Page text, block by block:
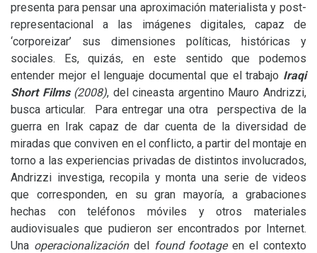
presenta para pensar una aproximación materialista y post-
representacional a las imágenes digitales, capaz de
‘corporeizar’ sus dimensiones políticas, históricas y
sociales. Es, quizás, en este sentido que podemos
entender mejor el lenguaje documental que el trabajo Iraqi
Short Films (2008), del cineasta argentino Mauro Andrizzi,
busca articular. Para entregar una otra perspectiva de la
guerra en Irak capaz de dar cuenta de la diversidad de
miradas que conviven en el conflicto, a partir del montaje en
torno a las experiencias privadas de distintos involucrados,
Andrizzi investiga, recopila y monta una serie de videos
que corresponden, en su gran mayoría, a grabaciones
hechas con teléfonos móviles y otros materiales
audiovisuales que pudieron ser encontrados por Internet.
Una operacionalización del found footageen el contexto